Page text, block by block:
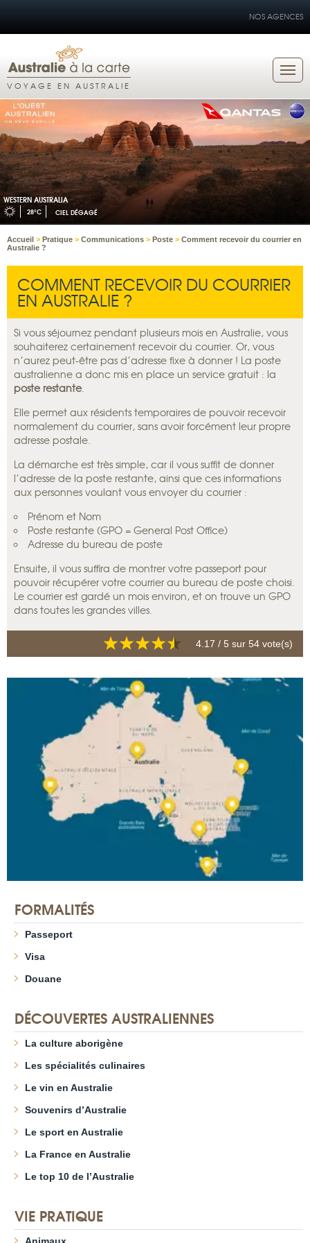
NOS AGENCES
VOYAGE EN AUSTRALIE
WESTERN AUSTRALIA
28°C CIEL DÉGAGÉ
Accueil > Pratique > Communications > Poste > Comment recevoir du courrier en
Australie ?
COMMENT RECEVOIR DU COURRIER
EN AUSTRALIE ?
Si vous séjournez pendant plusieurs mois en Australie, vous
souhaiterez certainement recevoir du courrier. Or, vous
n’aurez peut-être pas d’adresse fixe à donner ! La poste
australienne a donc mis en place un service gratuit : la
poste restante.
Elle permet aux résidents temporaires de pouvoir recevoir
normalement du courrier, sans avoir forcément leur propre
adresse postale.
La démarche est très simple, car il vous suffit de donner
l’adresse de la poste restante, ainsi que ces informations
aux personnes voulant vous envoyer du courrier :
Prénom et Nom
Poste restante (GPO = General Post Office)
Adresse du bureau de poste
Ensuite, il vous suffira de montrer votre passeport pour
pouvoir récupérer votre courrier au bureau de poste choisi.
Le courrier est gardé un mois environ, et on trouve un GPO
dans toutes les grandes villes.
4.17 / 5 sur 54 vote(s)
FORMALITÉS
Passeport
Visa
Douane
DÉCOUVERTES AUSTRALIENNES
La culture aborigène
Les spécialités culinaires
Le vin en Australie
Souvenirs d’Australie
Le sport en Australie
La France en Australie
Le top 10 de l’Australie
VIE PRATIQUE